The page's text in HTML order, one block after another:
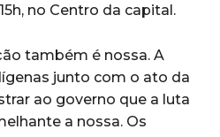
no Centro da capital.
também é nossa. A
junto com o ato da
ao governo que a luta
a nossa. Os